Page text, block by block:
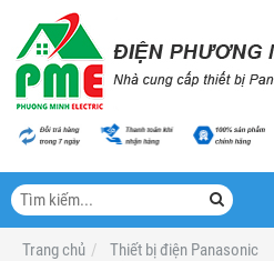
Trang chủ
Thiết bị điện Panasonic